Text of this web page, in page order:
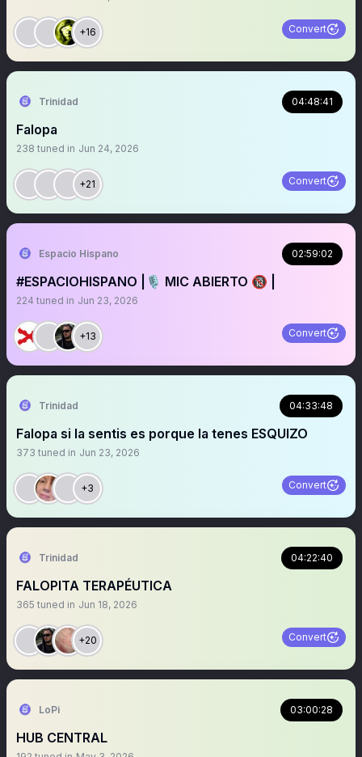
+16 Convert
Trinidad 04:48:41
Falopa
238 tuned in Jun 24, 2026
+21 Convert
Espacio Hispano 02:59:02
#ESPACIOHISPANO |🎙️ MIC ABIERTO 🔞 |
224 tuned in Jun 23, 2026
+13 Convert
Trinidad 04:33:48
Falopa si la sentis es porque la tenes ESQUIZO
373 tuned in Jun 23, 2026
+3 Convert
Trinidad 04:22:40
FALOPITA TERAPÉUTICA
365 tuned in Jun 18, 2026
+20 Convert
LoPi 03:00:28
HUB CENTRAL